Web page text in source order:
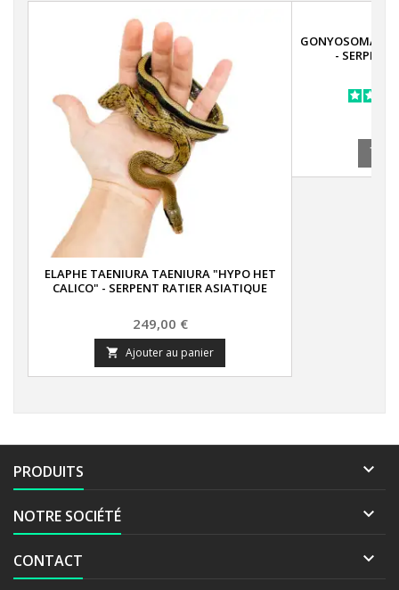
ELAPHE TAENIURA TAENIURA "HYPO HET
CALICO" - SERPENT RATIER ASIATIQUE
Prix
249,00 €
 Ajouter au panier
GONYOSOMA
- SERPENT

PRODUITS 
NOTRE SOCIÉTÉ 
CONTACT 